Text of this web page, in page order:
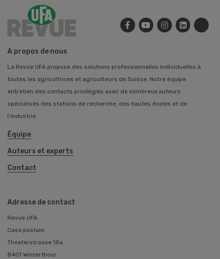
A propos de nous
La Revue UFA propose des solutions professionnelles individuelles à
toutes les agricultrices et agriculteurs de Suisse. Notre équipe
entretien des contacts privilégiés avec de nombreux auteurs
spécialisés des stations de recherche, des hautes écoles et de
l’industrie.
Équipe
Auteurs et experts
Contact
Adresse de contact
Revue UFA
Case postale
Theaterstrasse 15a
8401 Winterthour